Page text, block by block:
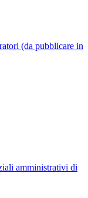
(da pubblicare in
amministrativi di